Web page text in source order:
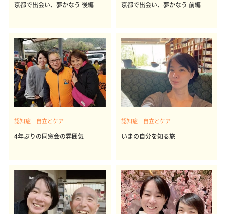
京都で出会い、夢かなう 後編 京都で出会い、夢かなう 前編
認知症 自立とケア
4年ぶりの同窓会の雰囲気
認知症 自立とケア
いまの自分を知る旅